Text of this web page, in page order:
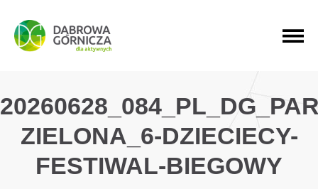
PRZEJDŹ DO MENU GŁÓWNEGO
PRZEJDŹ DO WYSZUKIWARKI
PRZEJDŹ DO TREŚCI
ZIELONA_6-DZIECIECY-
FESTIWAL-BIEGOWY